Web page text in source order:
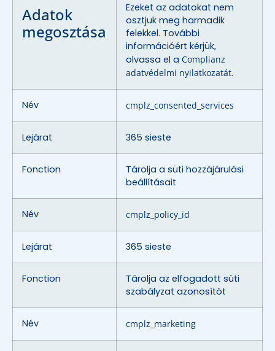
Adatok
megosztása
Ezeket az adatokat nem
osztjuk meg harmadik
felekkel. További
információért kérjük,
olvassa el a Complianz
adatvédelmi nyilatkozatát.
Név cmplz_consented_services
Lejárat 365 sieste
Fonction
Tárolja a süti hozzájárulási
beállításait
Név cmplz_policy_id
Lejárat 365 sieste
Fonction
Tárolja az elfogadott süti
szabályzat azonosítót
Név cmplz_marketing